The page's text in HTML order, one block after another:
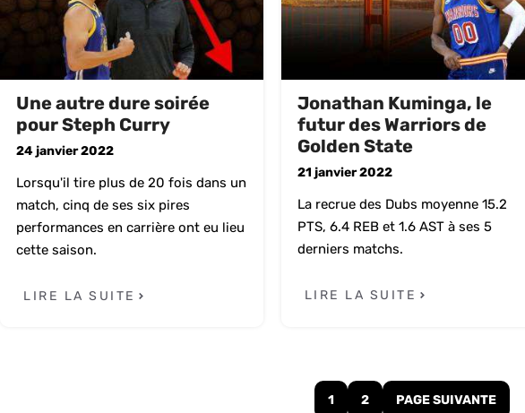
Une autre dure soirée
pour Steph Curry
24 janvier 2022
Lorsqu'il tire plus de 20 fois dans un
match, cinq de ses six pires
performances en carrière ont eu lieu
cette saison.
LIRE LA SUITE
Jonathan Kuminga, le
futur des Warriors de
Golden State
21 janvier 2022
La recrue des Dubs moyenne 15.2
PTS, 6.4 REB et 1.6 AST à ses 5
derniers matchs.
LIRE LA SUITE
1 2 PAGE SUIVANTE